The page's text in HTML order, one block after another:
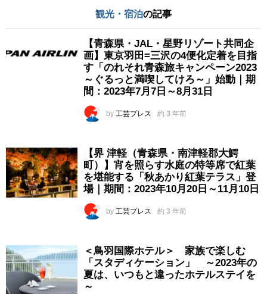
観光・宿泊の記事
【青森県・JAL・星野リゾート共同企
画】東京羽田=三沢の4便化定着を目指
す「のれそれ青森旅キャンペーン2023
～ぐるっと満喫してけろ～」始動｜期
間：2023年7月7日～8月31日
by 工芸プレス 約 3 年前
【界 津軽（青森県・南津軽郡大鰐
町）】宵を照らす水庭の特等席で紅葉
を堪能する「秋あかり紅葉テラス」登
場｜期間：2023年10月20日～11月10日
by 工芸プレス 約 3 年前
＜鳥羽国際ホテル＞ 家族で楽しむ
「スタディケーション」 ～2023年の
夏は、いつもと違ったホテルステイを
～